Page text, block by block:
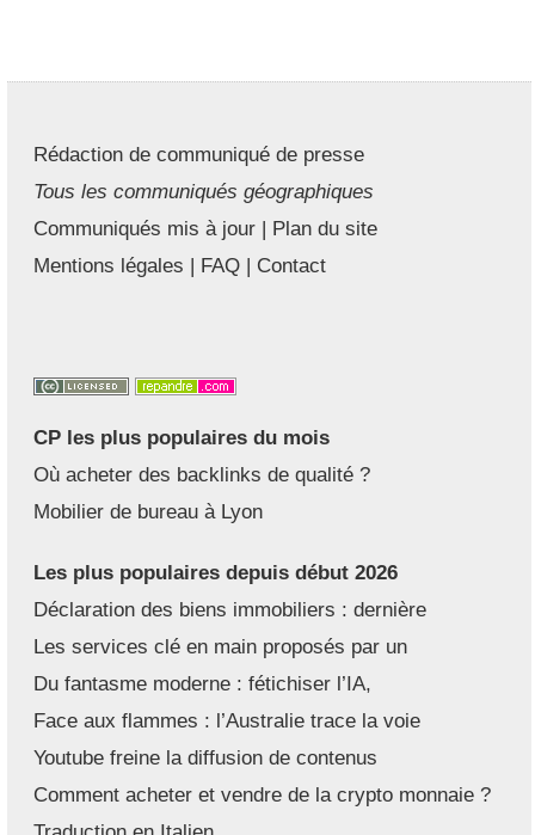
Rédaction de communiqué de presse
Tous les communiqués géographiques
Communiqués mis à jour | Plan du site
Mentions légales | FAQ | Contact
CP les plus populaires du mois
Où acheter des backlinks de qualité ?
Mobilier de bureau à Lyon
Les plus populaires depuis début 2026
Déclaration des biens immobiliers : dernière
Les services clé en main proposés par un
Du fantasme moderne : fétichiser l’IA,
Face aux flammes : l’Australie trace la voie
Youtube freine la diffusion de contenus
Comment acheter et vendre de la crypto monnaie ?